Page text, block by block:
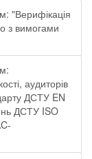
"Верифікація
з вимогами
аудиторів
ДСТУ EN
ДСТУ ISO